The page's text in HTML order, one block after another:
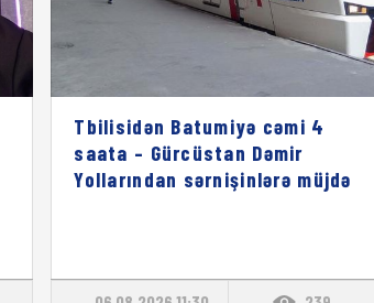
Tbilisidən Batumiyə cəmi 4
saata – Gürcüstan Dəmir
Yollarından sərnişinlərə müjdə